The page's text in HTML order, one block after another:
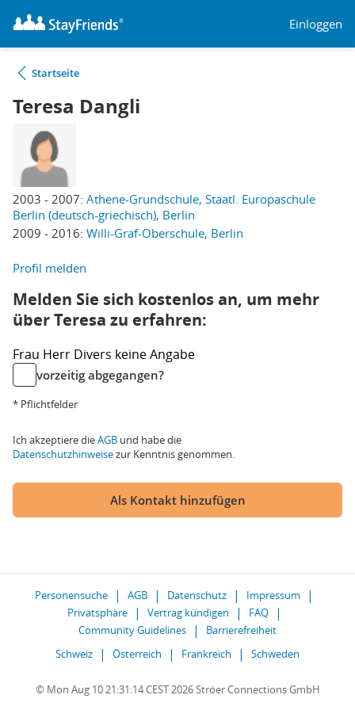
Einloggen
Startseite
Teresa Dangli
2003 - 2007: Athene-Grundschule, Staatl. Europaschule
Berlin (deutsch-griechisch), Berlin
2009 - 2016: Willi-Graf-Oberschule, Berlin
Profil melden
Melden Sie sich kostenlos an, um mehr
über Teresa zu erfahren:
Frau Herr Divers keine Angabe
vorzeitig abgegangen?
* Pflichtfelder
Ich akzeptiere dieAGB und habe die
Datenschutzhinweisezur Kenntnis genommen.
Als Kontakt hinzufügen
Personensuche AGB Datenschutz
Impressum
Privatsphäre
Vertrag kündigen
FAQ
Community Guidelines
Barrierefreiheit
Schweiz
Österreich Frankreich Schweden
© Mon Aug 10 21:31:14 CEST 2026 Ströer Connections GmbH